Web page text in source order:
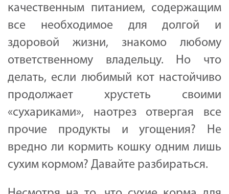
качественным питанием, содержащим
все необходимое для долгой и
здоровой жизни, знакомо любому
ответственному владельцу. Но что
делать, если любимый кот настойчиво
продолжает хрустеть своими
«сухариками», наотрез отвергая все
прочие продукты и угощения? Не
вредно ли кормить кошку одним лишь
сухим кормом? Давайте разбираться.